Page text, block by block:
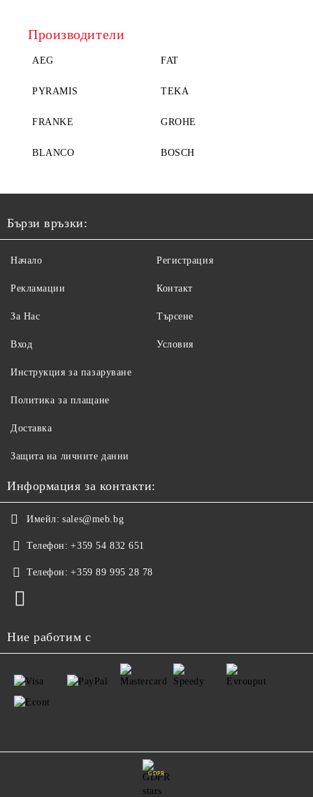
Производители
AEG FAT
PYRAMIS TEKA
FRANKE GROHE
BLANCO BOSCH
Бързи връзки:
Начало
Рекламации
За Нас
Вход
Регистрация
Контакт
Търсене
Условия
Инструкция за пазаруване
Политика за плащане
Доставка
Защита на личните данни
Информация за контакти:
Имейл: sales@meb.bg
Телефон: +359 54 832 651
Телефон: +359 89 995 28 78
Ние работим с
GDPR